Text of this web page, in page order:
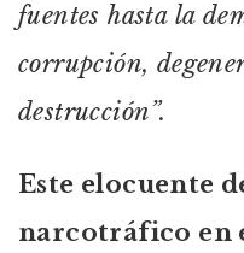
fuentes hasta la
corrupción,
destrucción”.
Este elocuente
narcotráfico en